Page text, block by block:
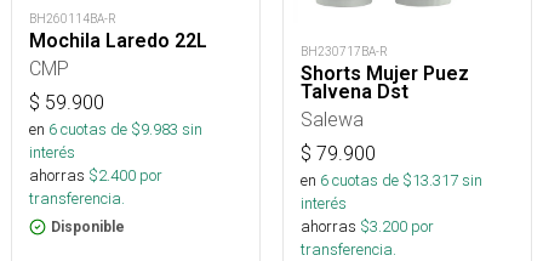
BH260114BA-R
Mochila Laredo 22L
CMP
$ 59.900
en 6cuotas de $9.983 sin
interés
ahorras $2.400 por
transferencia.
Disponible
BH230717BA-R
Shorts Mujer Puez
Talvena Dst
Salewa
$ 79.900
en 6cuotas de $13.317sin
interés
ahorras $3.200 por
transferencia.